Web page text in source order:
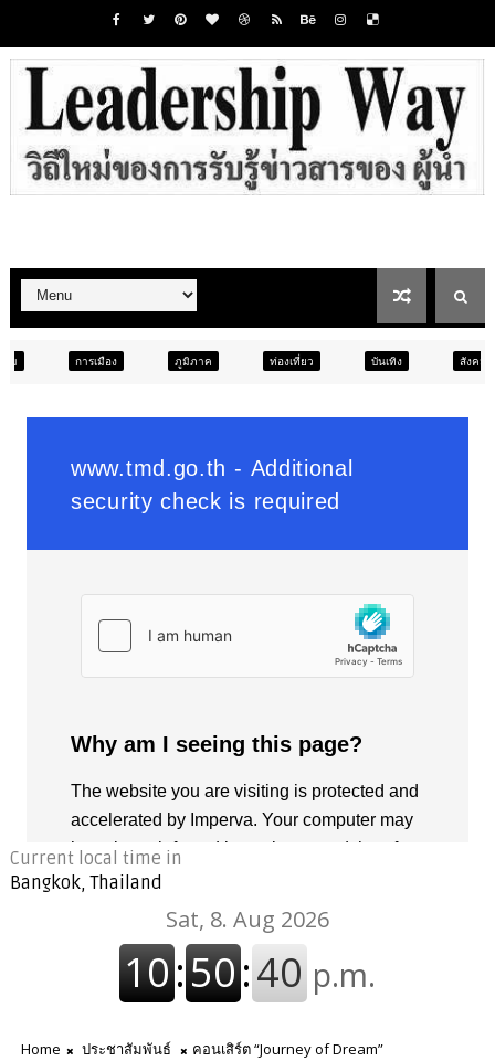
ภูมิภาค ท่องเที่ยว บันเทิง ภูมิภาค
Current local time in
Bangkok, Thailand
Home ประชาสัมพันธ์ คอนเสิร์ต “Journey of Dream”